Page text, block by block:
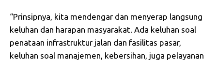
“Prinsipnya, kita mendengar dan menyerap langsung
keluhan dan harapan masyarakat. Ada keluhan soal
penataan infrastruktur jalan dan fasilitas pasar,
keluhan soal manajemen, kebersihan, juga pelayanan